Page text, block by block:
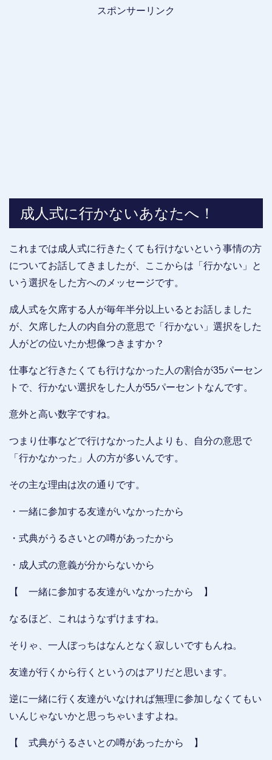
スポンサーリンク
成人式に行かないあなたへ！
これまでは成人式に行きたくても行けないという事情の方
についてお話してきましたが、ここからは「行かない」と
いう選択をした方へのメッセージです。
成人式を欠席する人が毎年半分以上いるとお話しました
が、欠席した人の内自分の意思で「行かない」選択をした
人がどの位いたか想像つきますか？
仕事など行きたくても行けなかった人の割合が35パーセン
トで、行かない選択をした人が55パーセントなんです。
意外と高い数字ですね。
つまり仕事などで行けなかった人よりも、自分の意思で
「行かなかった」人の方が多いんです。
その主な理由は次の通りです。
・一緒に参加する友達がいなかったから
・式典がうるさいとの噂があったから
・成人式の意義が分からないから
【 一緒に参加する友達がいなかったから 】
なるほど、これはうなずけますね。
そりゃ、一人ぼっちはなんとなく寂しいですもんね。
友達が行くから行くというのはアリだと思います。
逆に一緒に行く友達がいなければ無理に参加しなくてもい
いんじゃないかと思っちゃいますよね。
【 式典がうるさいとの噂があったから 】